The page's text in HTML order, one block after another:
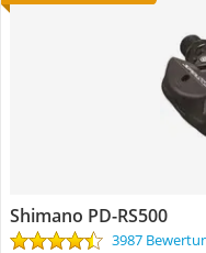
Shimano PD-RS500
3987